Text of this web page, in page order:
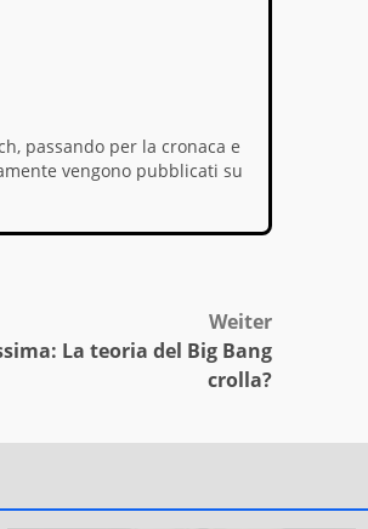
passando per la cronaca e
vengono pubblicati su
Weiter
La teoria del Big Bang
crolla?